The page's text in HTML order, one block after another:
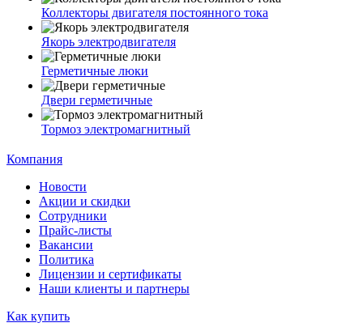
Коллекторы двигателя постоянного тока
Якорь электродвигателя
Герметичные люки
Двери герметичные
Тормоз электромагнитный
Компания
Новости
Акции и скидки
Сотрудники
Прайс-листы
Вакансии
Политика
Лицензии и сертификаты
Наши клиенты и партнеры
Как купить